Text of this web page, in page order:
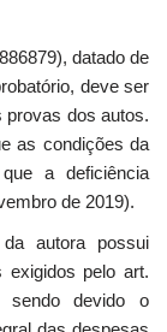
datado de
deve ser
dos autos.
as condições da
a deficiência
de 2019).
autora possui
exigidos pelo art.
sendo devido o